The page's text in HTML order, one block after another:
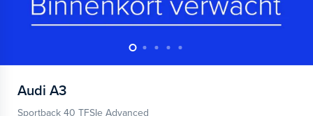
Audi A3
Sportback 40 TFSIe Advanced